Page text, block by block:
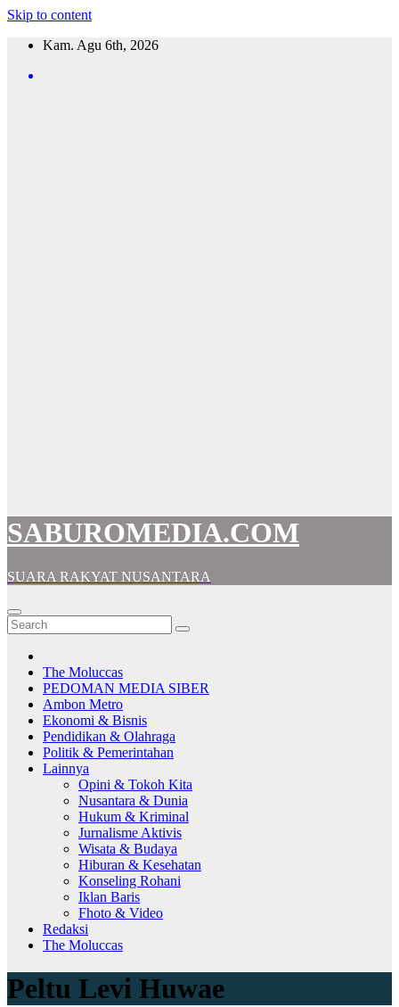
Skip to content
Kam. Agu 6th, 2026
SABUROMEDIA.COM
SUARA RAKYAT NUSANTARA
The Moluccas
PEDOMAN MEDIA SIBER
Ambon Metro
Ekonomi & Bisnis
Pendidikan & Olahraga
Politik & Pemerintahan
Lainnya
Opini & Tokoh Kita
Nusantara & Dunia
Hukum & Kriminal
Jurnalisme Aktivis
Wisata & Budaya
Hiburan & Kesehatan
Konseling Rohani
Iklan Baris
Fhoto & Video
Redaksi
The Moluccas
Peltu Levi Huwae